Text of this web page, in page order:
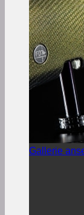
Gallerie